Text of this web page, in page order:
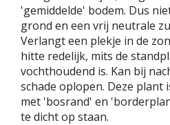
'gemiddelde' bodem. Dus
grond en een vrij neutrale
Verlangt een plekje in de
hitte redelijk, mits de
vochthoudend is. Kan bij
schade oplopen. Deze plant
met 'bosrand' en
te dicht op staan.